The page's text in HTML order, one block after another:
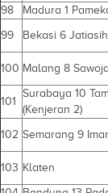
98
Madura 1
99 Bekasi 6 Jatiasih
100 Malang 8
101
Surabaya 10
(Kenjeran 2)
102 Semarang 9
103 Klaten